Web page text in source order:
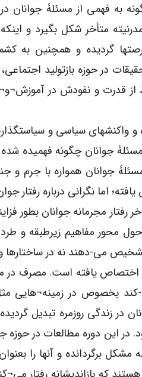
به فهمی از مسئلۀ جوانان
متأخر شکل بگیرد و
گردیده و همچنین به
در حوزه بازتولید
قدرت و نفودش در
سیاسی و
مسئلۀ جوانان چگونه
جوانان همواره با جرم و
اما نگرانی درباره رفتار
مجرمانه جوانان بطور
حول محور مفاهیم زیرطبقه و
می-دهند نه در ساختارها و
یافته است. مصرف در
بخصوص در زمینه¬هایی مثل
در زندگی روزمره تبدیل
این دوره مطالعات در حوزه
برگردانده و آنها را